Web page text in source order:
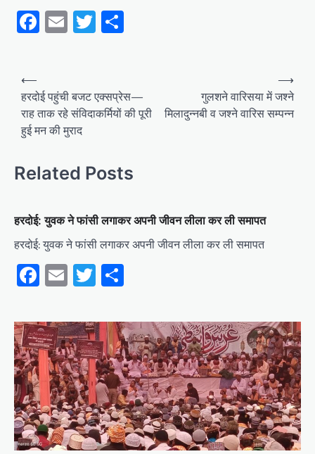
Facebook
EmailTwitter
Post
navigation
⟵
हरदोई पहुंची बजट एक्सप्रेस—
राह ताक रहे संविदाकर्मियों की पूरी
हुई मन की मुराद
गुलशने वारिसया में जश्ने
मिलादुन्नबी व जश्ने वारिस सम्पन्न
⟶
Related Posts
हरदोई: युवक ने फांसी लगाकर अपनी जीवन लीला कर ली समापत
हरदोई: युवक ने फांसी लगाकर अपनी जीवन लीला कर ली समापत
Facebook
EmailTwitter